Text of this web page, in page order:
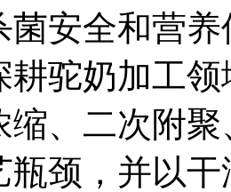
菌安全和营
耕驼奶加工
缩、二次附
瓶颈，并以